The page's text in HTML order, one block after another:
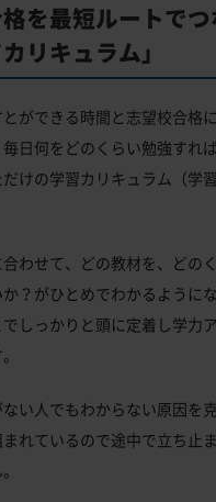
を最短ルートで
リキュラム」
ができる時間と志望校合格
日何をどのくらい勉強すれ
けの学習カリキュラム（学
わせて、どの教材を、どの
？がひとめでわかるように
しっかりと頭に定着し学力
い人でもわからない原因を
れているので途中で立ち止